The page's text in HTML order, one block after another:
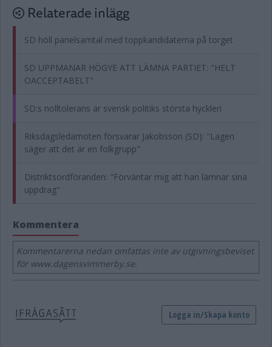
Relaterade inlägg
SD höll panelsamtal med toppkandidaterna på torget
SD UPPMANAR HÖGYE ATT LÄMNA PARTIET: "HELT
OACCEPTABELT"
SD:s nolltolerans är svensk politiks största hyckleri
Riksdagsledamoten försvarar Jakobsson (SD): "Lagen
säger att det är en folkgrupp"
Distriktsordföranden: "Förväntar mig att han lämnar sina
uppdrag"
Kommentera
Kommentarerna nedan omfattas inte av utgivningsbeviset
för www.dagensvimmerby.se.